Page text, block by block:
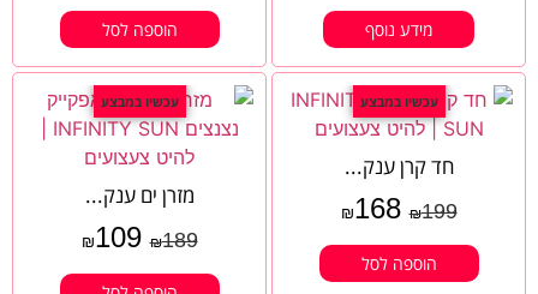
מידע נוסף הוספה לסל
עכשיו במבצע
חד קרן ענק...
₪199
₪168
הוספה לסל
עכשיו במבצע
מזרן ים ענק...
₪189
₪109